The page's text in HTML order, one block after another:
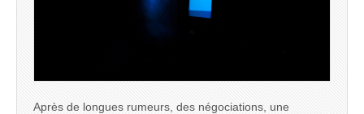
Après de longues rumeurs, des négociations, une